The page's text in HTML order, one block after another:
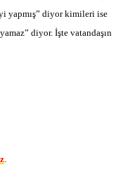
yapmış” diyor kimileri ise
diyor. İşte vatandaşın
.